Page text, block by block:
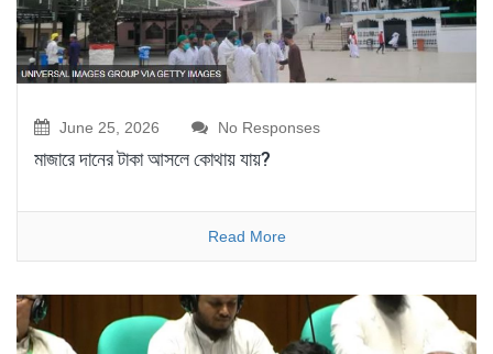
June 25, 2026 No Responses
মাজারে দানের টাকা আসলে কোথায় যায়?
Read More